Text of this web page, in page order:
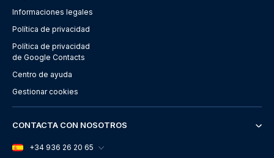
Informaciones legales
Política de privacidad
Política de privacidad
de Google Contacts
Centro de ayuda
Gestionar cookies
CONTACTA CON NOSOTROS
+34 936 26 20 65